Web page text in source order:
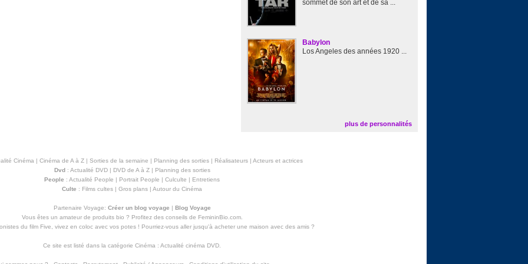
sommet de son art et de sa ...
Babylon
Los Angeles des années 1920 ...
plus de personnalités
Cinéma | Cinéma de A à Z| Sorties de la semaine | Planning des sorties| Réalisateurs| Acteurs et actrices
Dvd: Actualité DVD| DVD de A à Z| Planning des sorties
People : Actualité People | Portrait People | Culculte | Entretiens
Culte : Films cultes | Gros plans | Autour du Cinéma
Partenaire Voyage: Créer un blog voyage | Blog Voyage
Vous êtes un amateur de produits bio ? Profitez des conseils de FemininBio.com.
du film Five, vivez en coloc avec vos potes ! Pourriez-vous aller jusqu'à acheter une maison avec des amis?
Ce site est listé dans la catégorie Cinéma : Actualité cinéma DVD